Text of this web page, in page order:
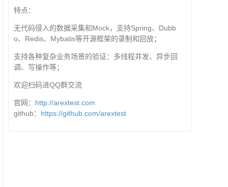
特点：
无代码侵入的数据采集和Mock，支持Spring、Dubb
o、Redis、Mybatis等开源框架的录制和回放；
支持各种复杂业务场景的验证：多线程并发、异步回
调、写操作等；
欢迎扫码进QQ群交流
官网： http://arextest.com
github： https://github.com/arextest